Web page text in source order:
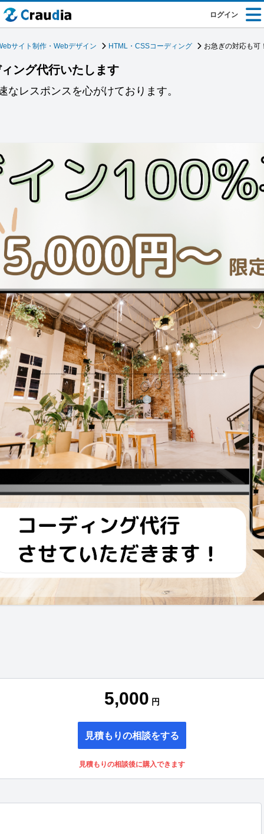
ログイン
サイト制作・Webデザイン HTML・CSSコーディング お急ぎの対応も可
ング代行いたします
なレスポンスを心がけております。
5,000 円
見積もりの相談をする
見積もりの相談後に購入できます